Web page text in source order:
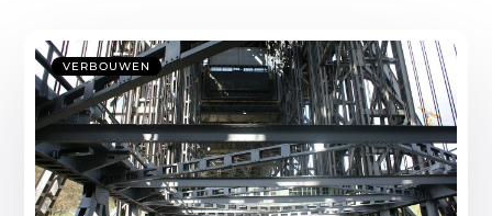
VERBOUWEN